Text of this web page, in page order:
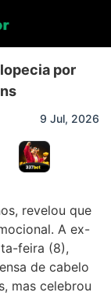
por
9 Jul, 2026
revelou que
A ex-
feira (8),
de cabelo
mas celebrou